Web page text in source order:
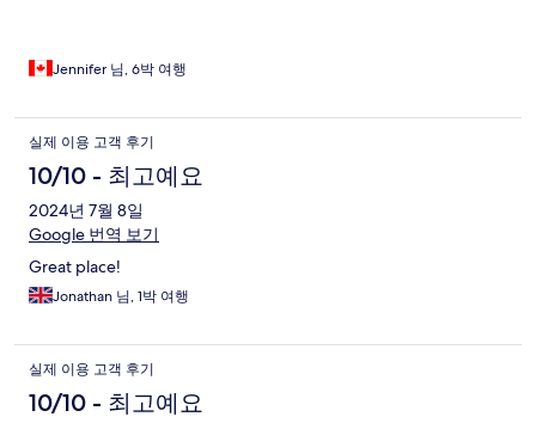
Jennifer 님, 6박 여행
실제 이용 고객 후기
10/10 - 최고예요
2024년 7월 8일
Google 번역 보기
Great place!
Jonathan 님, 1박 여행
실제 이용 고객 후기
10/10 - 최고예요